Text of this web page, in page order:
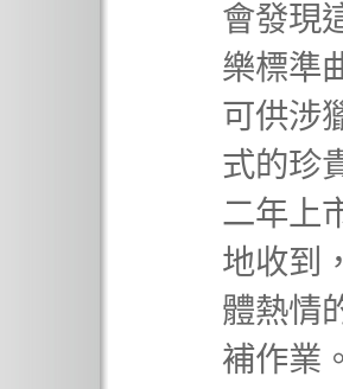
會發現
樂標準
可供涉
式的珍
二年上
地收到
體熱情
補作業